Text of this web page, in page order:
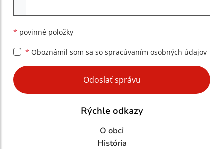
* povinné položky
* Oboznámil som sa so spracúvaním osobných údajov
Google reCaptcha Response
Odoslať správu
Rýchle odkazy
O obci
História